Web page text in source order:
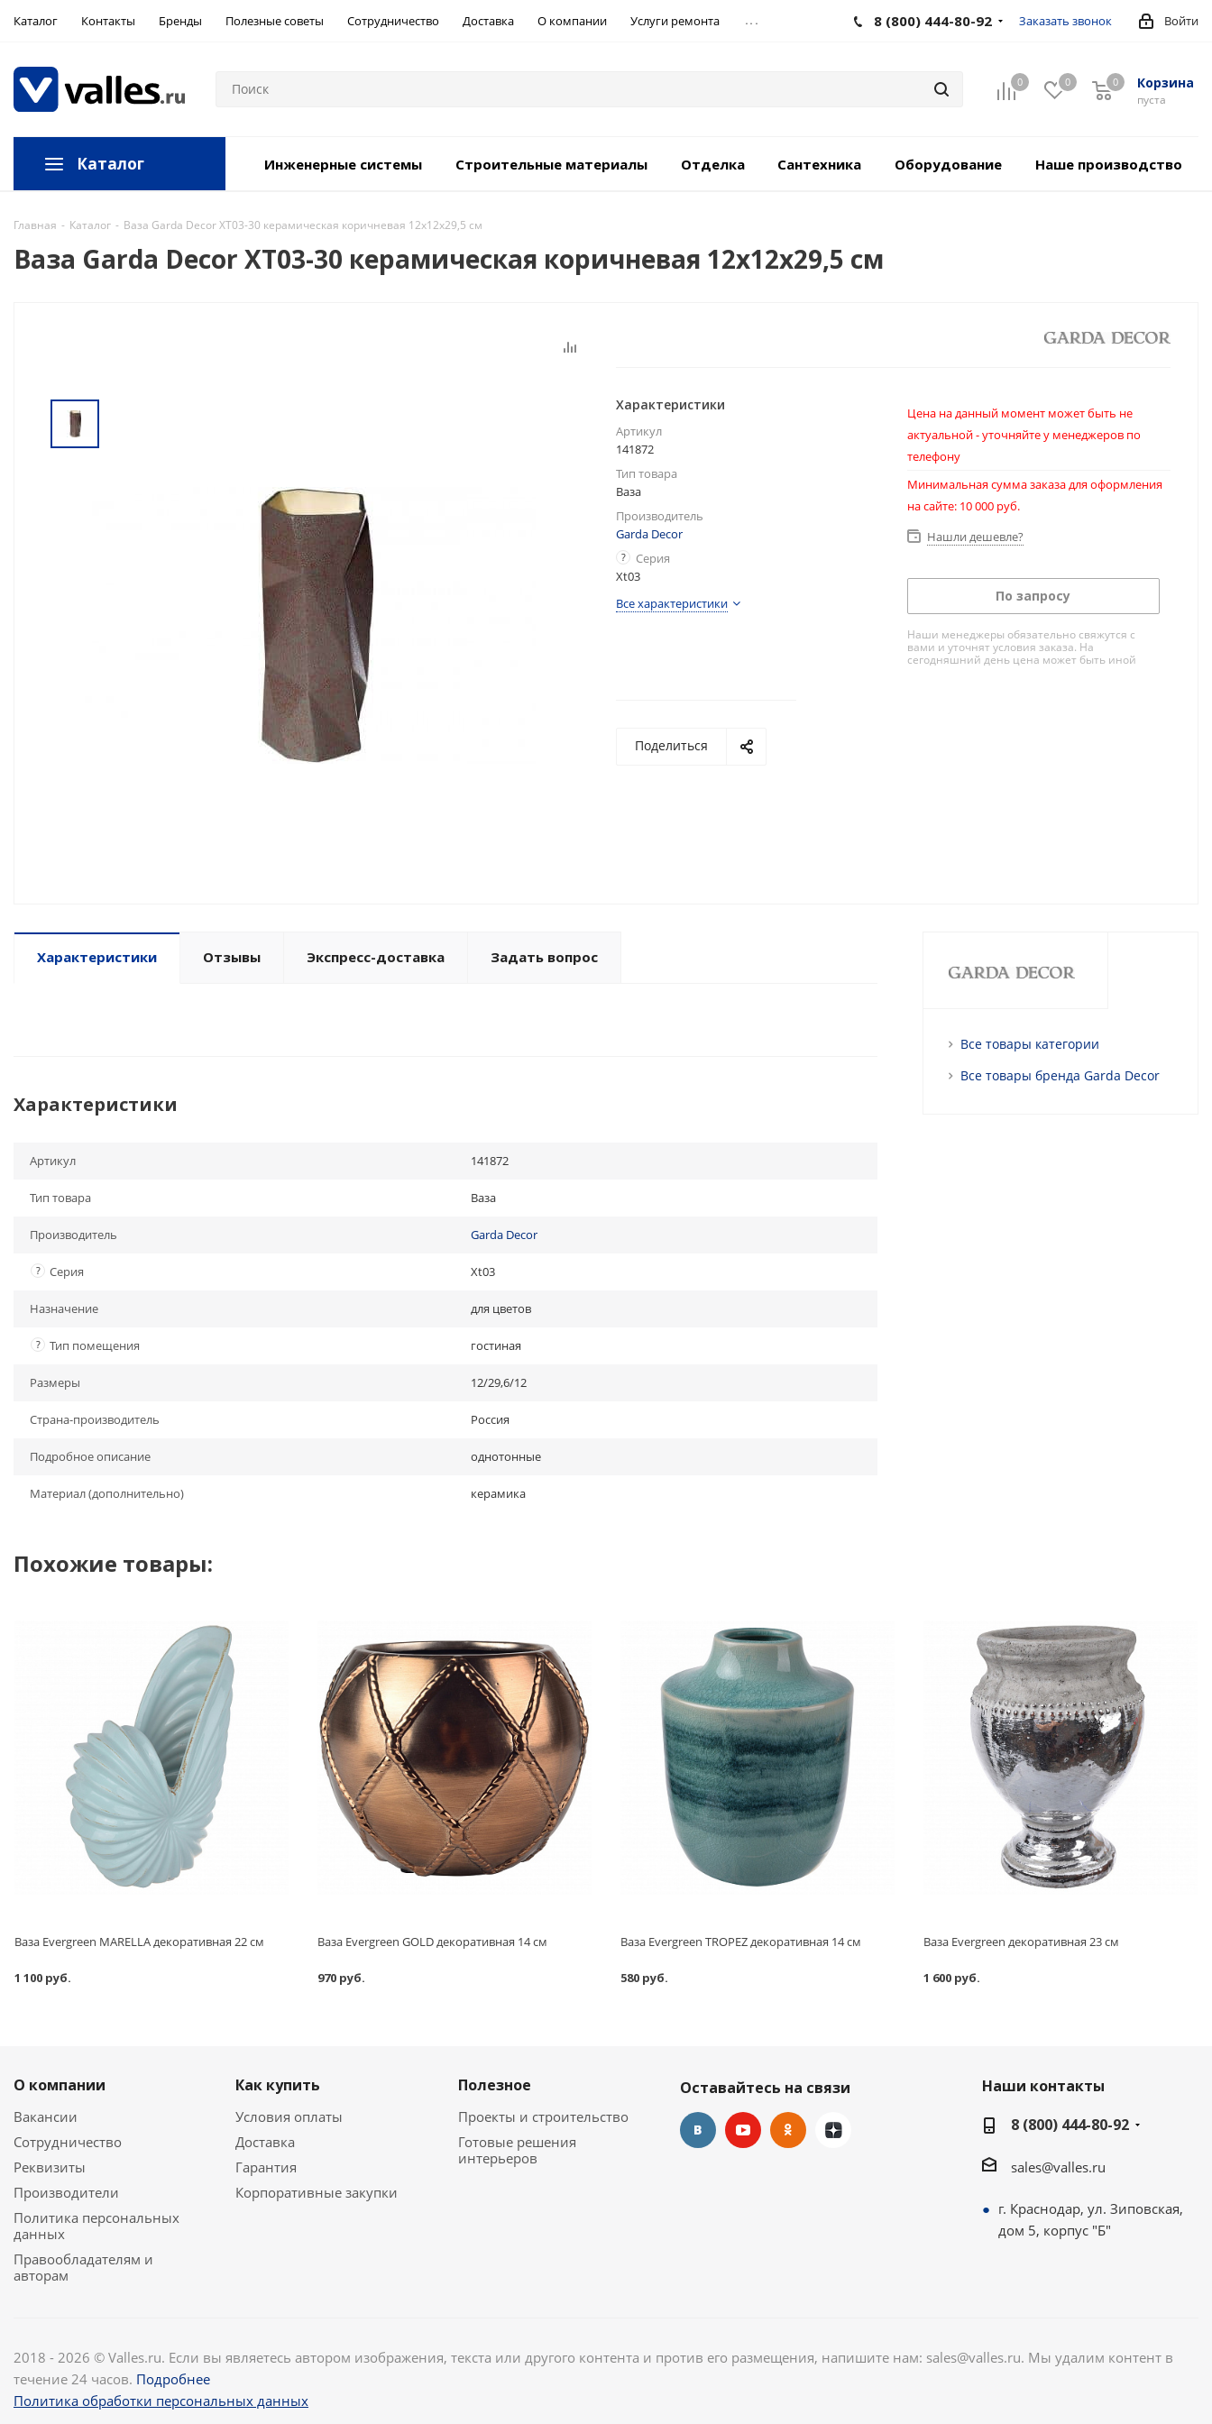
Каталог Контакты Бренды Полезные советы Сотрудничество Доставка О компании Услуги ремонта ... Войти
8 (800) 444-80-92 Заказать звонок
0 0 Корзина
пуста
0
Каталог Инженерные системы Строительные материалы Отделка Сантехника Оборудование Наше производство
Главная - Каталог - Ваза Garda Decor XT03-30 керамическая коричневая 12х12х29,5 см
Ваза Garda Decor XT03-30 керамическая коричневая 12х12х29,5 см
Характеристики
Артикул
141872
Тип товара
Ваза
Производитель
Garda Decor
?
Серия
Xt03
Все характеристики
Цена на данный момент может быть не
актуальной - уточняйте у менеджеров по
телефону
Минимальная сумма заказа для оформления
на сайте: 10 000 руб.
Нашли дешевле?
По запросу
Наши менеджеры обязательно свяжутся с
вами и уточнят условия заказа. На
сегодняшний день цена может быть иной
Поделиться
Характеристики Отзывы Экспресс-доставка Задать вопрос
Характеристики
Артикул 141872
Тип товара Ваза
Производитель Garda Decor
? Серия Xt03
Назначение для цветов
? Тип помещения гостиная
Размеры 12/29,6/12
Страна-производитель Россия
Подробное описание однотонные
Материал (дополнительно) керамика
Все товары категории
Все товары бренда Garda Decor
Похожие товары:
Ваза Evergreen MARELLA декоративная 22 см
1 100 руб.
Ваза Evergreen GOLD декоративная 14 см
970 руб.
Ваза Evergreen TROPEZ декоративная 14 см
580 руб.
Ваза Evergreen декоративная 23 см
1 600 руб.
О компании
Вакансии
Сотрудничество
Реквизиты
Производители
Политика персональных
данных
Правообладателям и
авторам
Как купить
Условия оплаты
Доставка
Гарантия
Корпоративные закупки
Полезное
Проекты и строительство
Готовые решения
интерьеров
Оставайтесь на связи
Наши контакты
8 (800) 444-80-92
sales@valles.ru
г. Краснодар, ул. Зиповская,
дом 5, корпус "Б"
2018 - 2026 © Valles.ru. Если вы являетесь автором изображения, текста или другого контента и против его размещения, напишите нам: sales@valles.ru. Мы удалим контент в
течение 24 часов. Подробнее
Политика обработки персональных данных